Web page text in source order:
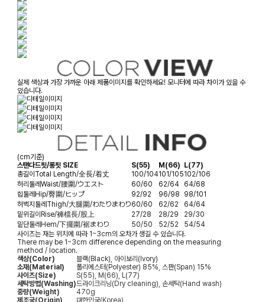
실제 색상과 가장 가까운 아래 제품이미지를 확인하세요! 모니터에 따라 차이가 있을 수
있습니다.
(cm기준)
스탠다드핏/롱핏 SIZE
S(55) M(66) L(77)
총길이Total Length/全長/着丈 100/104101/105102/106
허리둘레Waist/腰圍/ウエスト 60/60 62/64
64/68
힙둘레Hip/臀圍/ヒップ 92/92 96/98
98/101
허벅지둘레Thigh/大腿圍/わたりまわり60/60 62/62
64/64
밑위길이Rise/褲檔長/股上 27/28 28/29
29/30
밑단둘레Hem/下擺圍/裾まわり 50/50 52/52
54/54
사이즈는 재는 위치에 따라 1~3cm의 오차가 생길 수 있습니다.
There may be 1~3cm difference depending on the measuring
method / location.
색상(Color)
블랙(Black), 아이보리(Ivory)
소재(Material)
폴리에스터(Polyester) 85%, 스판(Span) 15%
사이즈(Size)
S(55), M(66), L(77)
세탁방법(Washing)드라이크리닝(Dry cleaning), 손세탁(Hand wash)
중량(Weight)
470g
제조국(Origin)
대한민국(Korea)